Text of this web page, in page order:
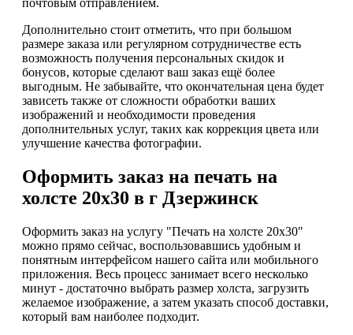
почтовым отправлением.
Дополнительно стоит отметить, что при большом
размере заказа или регулярном сотрудничестве есть
возможность получения персональных скидок и
бонусов, которые сделают ваш заказ ещё более
выгодным. Не забывайте, что окончательная цена будет
зависеть также от сложности обработки ваших
изображений и необходимости проведения
дополнительных услуг, таких как коррекция цвета или
улучшение качества фотографии.
Оформить заказ на печать на
холсте 20х30 в г Дзержинск
Оформить заказ на услугу "Печать на холсте 20х30"
можно прямо сейчас, воспользовавшись удобным и
понятным интерфейсом нашего сайта или мобильного
приложения. Весь процесс занимает всего несколько
минут - достаточно выбрать размер холста, загрузить
желаемое изображение, а затем указать способ доставки,
который вам наиболее подходит.